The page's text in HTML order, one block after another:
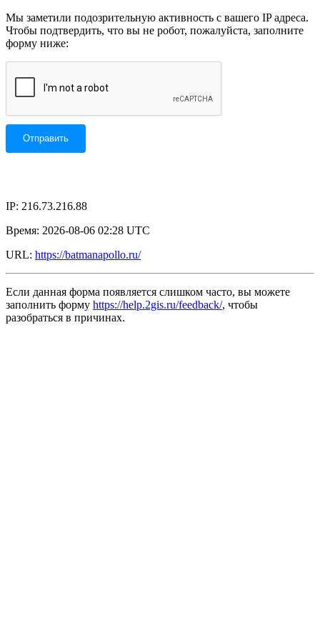
Мы заметили подозрительную активность с вашего IP адреса.
Чтобы подтвердить, что вы не робот, пожалуйста, заполните
форму ниже:
IP: 216.73.216.88
Время: 2026-08-06 02:28 UTC
URL: https://batmanapollo.ru/
Если данная форма появляется слишком часто, вы можете
заполнить форму https://help.2gis.ru/feedback/, чтобы
разобраться в причинах.